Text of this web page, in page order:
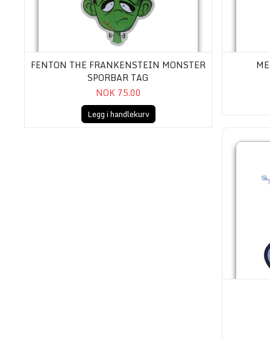
FENTON THE FRANKENSTEIN MONSTER
SPORBAR TAG
NOK 75.00
Legg i handlekurv